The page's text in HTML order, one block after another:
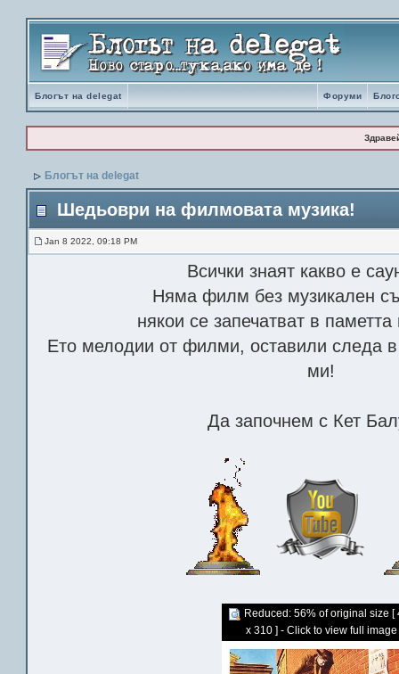
Блогът на delegat Форуми
Блогът на delegat
Шедьоври на филмовата музика!
Jan 8 2022, 09:18 PM
Всички знаят какво е
Няма филм без музикален
някои се запечатват в паметта
Ето мелодии от филми, оставили следа
ми!
Да започнем с Кет
Reduced: 56% of original size [
x 310 ] - Click to view full image